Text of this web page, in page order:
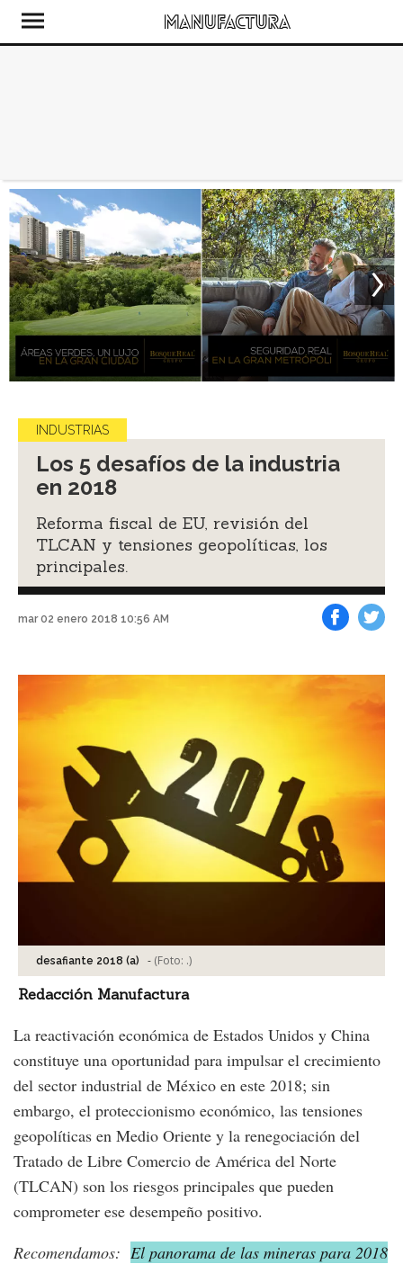
INDUSTRIAS
Los 5 desafíos de la industria
en 2018
Reforma fiscal de EU, revisión del
TLCAN y tensiones geopolíticas, los
principales.
mar 02 enero 2018 10:56 AM
desafiante 2018 (a) - (Foto: .)
Redacción Manufactura
La reactivación económica de Estados Unidos y China
constituye una oportunidad para impulsar el crecimiento
del sector industrial de México en este 2018; sin
embargo, el proteccionismo económico, las tensiones
geopolíticas en Medio Oriente y la renegociación del
Tratado de Libre Comercio de América del Norte
(TLCAN) son los riesgos principales que pueden
comprometer ese desempeño positivo.
Recomendamos: El panorama de las mineras para 2018